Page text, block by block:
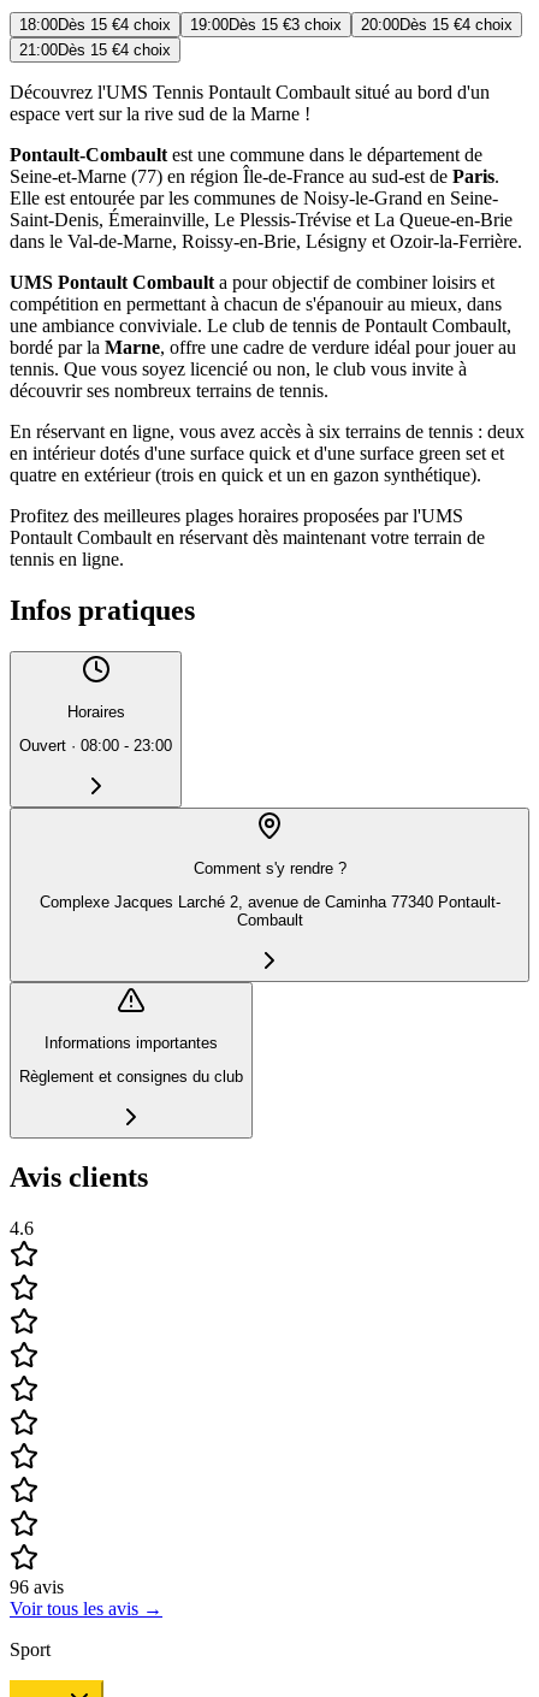
18:00Dès 15 €4 choix 19:00Dès 15 €3 choix 20:00Dès 15 €4 choix
21:00Dès 15 €4 choix
Découvrez l'UMS Tennis Pontault Combault situé au bord d'un
espace vert sur la rive sud de la Marne !
Pontault-Combault est une commune dans le département de
Seine-et-Marne (77) en région Île-de-France au sud-est de Paris.
Elle est entourée par les communes de Noisy-le-Grand en Seine-
Saint-Denis, Émerainville, Le Plessis-Trévise et La Queue-en-Brie
dans le Val-de-Marne, Roissy-en-Brie, Lésigny et Ozoir-la-Ferrière.
UMS Pontault Combault a pour objectif de combiner loisirs et
compétition en permettant à chacun de s'épanouir au mieux, dans
une ambiance conviviale. Le club de tennis de Pontault Combault,
bordé par la Marne, offre une cadre de verdure idéal pour jouer au
tennis. Que vous soyez licencié ou non, le club vous invite à
découvrir ses nombreux terrains de tennis.
En réservant en ligne, vous avez accès à six terrains de tennis : deux
en intérieur dotés d'une surface quick et d'une surface green set et
quatre en extérieur (trois en quick et un en gazon synthétique).
Profitez des meilleures plages horaires proposées par l'UMS
Pontault Combault en réservant dès maintenant votre terrain de
tennis en ligne.
Infos pratiques
Horaires
Ouvert · 08:00 - 23:00
Comment s'y rendre ?
Complexe Jacques Larché 2, avenue de Caminha 77340 Pontault-
Combault
Informations importantes
Règlement et consignes du club
Avis clients
4.6
96 avis
Voir tous les avis →
Sport